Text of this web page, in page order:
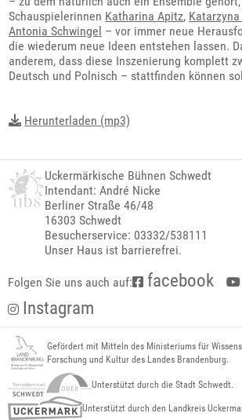
Schauspielerinnen Katharina Apitz,
Antonia Schwingel – vor immer neue
die wiederum neue Ideen entstehen lassen.
anderem, dass diese Inszenierung komplett
Deutsch und Polnisch – stattfinden können
Herunterladen (mp3)
Uckermärkische Bühnen Schwedt
Intendant: André Nicke
Berliner Straße 46/48
16303 Schwedt
Besucherservice: 03332/538111
Unser Haus ist barrierefrei.
Folgen Sie uns auch auf: facebook
Instagram
Gefördert mit Mitteln des Ministeriums für
Forschung und Kultur des Landes Brandenburg.
Unterstützt durch die Stadt Schwedt.
Unterstützt durch den Landkreis